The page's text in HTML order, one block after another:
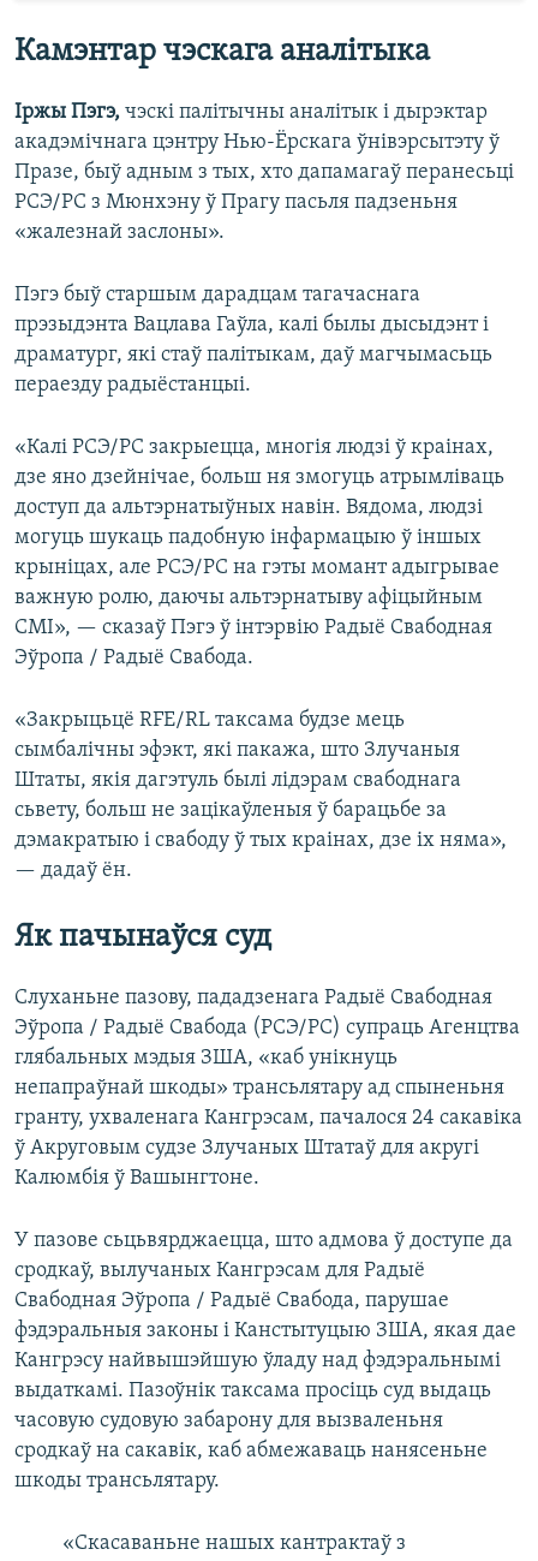
Камэнтар чэскага аналітыка
Іржы Пэгэ, чэскі палітычны аналітык і дырэктар
акадэмічнага цэнтру Нью-Ёрскага ўнівэрсытэту ў
Празе, быў адным з тых, хто дапамагаў перанесьці
РСЭ/РС з Мюнхэну ў Прагу пасьля падзеньня
«жалезнай заслоны».
Пэгэ быў старшым дарадцам тагачаснага
прэзыдэнта Вацлава Гаўла, калі былы дысыдэнт і
драматург, які стаў палітыкам, даў магчымасьць
пераезду радыёстанцыі.
«Калі РСЭ/РС закрыецца, многія людзі ў краінах,
дзе яно дзейнічае, больш ня змогуць атрымліваць
доступ да альтэрнатыўных навін. Вядома, людзі
могуць шукаць падобную інфармацыю ў іншых
крыніцах, але РСЭ/РС на гэты момант адыгрывае
важную ролю, даючы альтэрнатыву афіцыйным
СМІ», — сказаў Пэгэ ў інтэрвію Радыё Свабодная
Эўропа / Радыё Свабода.
«Закрыцьцё RFE/RL таксама будзе мець
сымбалічны эфэкт, які пакажа, што Злучаныя
Штаты, якія дагэтуль былі лідэрам свабоднага
сьвету, больш не зацікаўленыя ў барацьбе за
дэмакратыю і свабоду ў тых краінах, дзе іх няма»,
— дадаў ён.
Як пачынаўся суд
Слуханьне пазову, пададзенага Радыё Свабодная
Эўропа / Радыё Свабода (РСЭ/РС) супраць Агенцтва
глябальных мэдыя ЗША, «каб унікнуць
непапраўнай шкоды» трансьлятару ад спыненьня
гранту, ухваленага Кангрэсам, пачалося 24 сакавіка
ў Акруговым судзе Злучаных Штатаў для акругі
Калюмбія ў Вашынгтоне.
У пазове сьцьвярджаецца, што адмова ў доступе да
сродкаў, вылучаных Кангрэсам для Радыё
Свабодная Эўропа / Радыё Свабода, парушае
фэдэральныя законы і Канстытуцыю ЗША, якая дае
Кангрэсу найвышэйшую ўладу над фэдэральнымі
выдаткамі. Пазоўнік таксама просіць суд выдаць
часовую судовую забарону для вызваленьня
сродкаў на сакавік, каб абмежаваць нанясеньне
шкоды трансьлятару.
«Скасаваньне нашых кантрактаў з